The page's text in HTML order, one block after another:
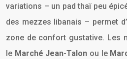
variations – un pad thaï peu
des mezzes libanais – permet
zone de confort gustative. Les
le Marché Jean-Talon ou le